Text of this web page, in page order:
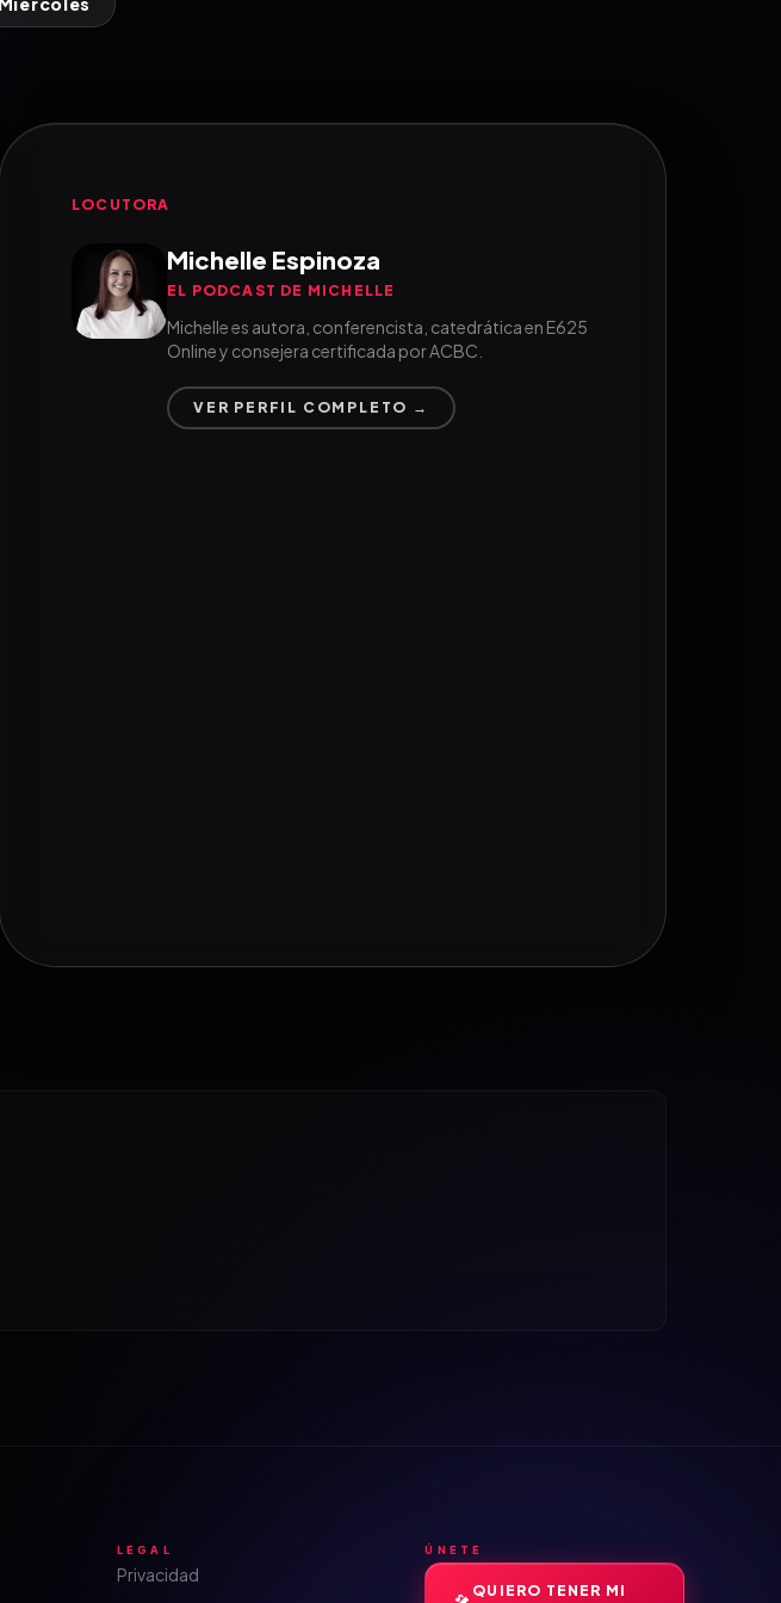
LOCUTORA
Michelle Espinoza
EL PODCAST DE MICHELLE
Michelle es autora, conferencista, catedrática en E625
Online y consejera certificada por ACBC.
VER PERFIL COMPLETO →
LEGAL
Privacidad
ÚNETE
QUIERO TENER MI